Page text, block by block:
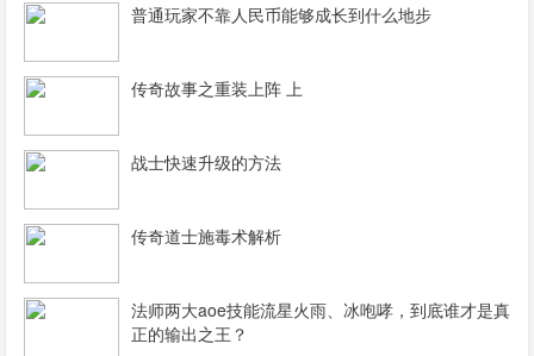
普通玩家不靠人民币能够成长到什么地步
传奇故事之重装上阵 上
战士快速升级的方法
传奇道士施毒术解析
法师两大aoe技能流星火雨、冰咆哮，到底谁才是真
正的输出之王？